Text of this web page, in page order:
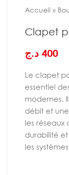
Accueil »
Clapet
400 د.ج
Le clapet
essentiel
modernes.
débit et
les réseaux
durabilité
les